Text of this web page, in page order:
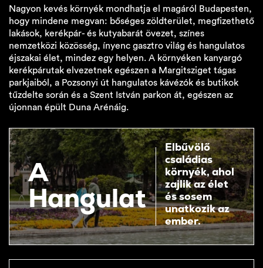
Nagyon kevés környék mondhatja el magáról Budapesten,
hogy mindene megvan: bőséges zöldterület, megfizethető
lakások, kerékpár- és kutyabarát övezet, színes
nemzetközi közösség, ínyenc gasztro világ és hangulatos
éjszakai élet, mindez egy helyen. A környéken kanyargó
kerékpárutak elvezetnek egészen a Margitsziget tágas
parkjaiból, a Pozsonyi út hangulatos kávézók és butikok
tűzdelte során és a Szent István parkon át, egészen az
újonnan épült Duna Arénáig.
A
Hangulat
Elbűvölő
családias
környék, ahol
zajlik az élet
és sosem
unatkozik az
ember.